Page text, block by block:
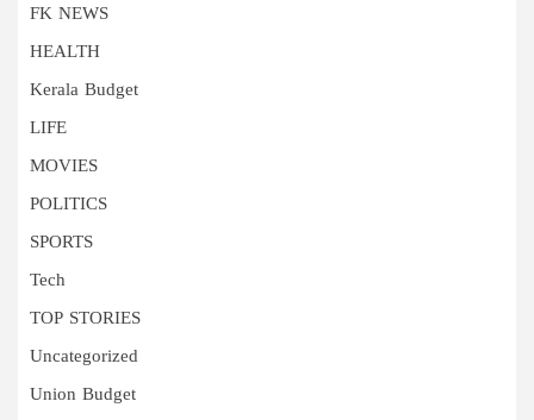
FK NEWS
HEALTH
Kerala Budget
LIFE
MOVIES
POLITICS
SPORTS
Tech
TOP STORIES
Uncategorized
Union Budget